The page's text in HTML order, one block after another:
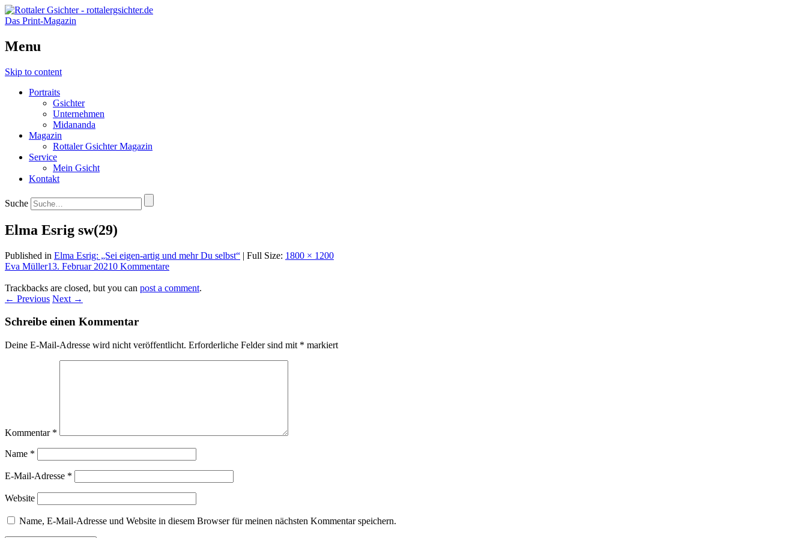
Das Print-Magazin
Menu
Skip to content
Portraits
Gsichter
Unternehmen
Midananda
Magazin
Rottaler Gsichter Magazin
Service
Mein Gsicht
Kontakt
Suche
Elma Esrig sw(29)
Published in Elma Esrig: „Sei eigen-artig und mehr Du selbst“ | Full Size: 1800 × 1200
Eva Müller13. Februar 20210 Kommentare
Trackbacks are closed, but you can post a comment.
← Previous Next →
Schreibe einen Kommentar
Deine E-Mail-Adresse wird nicht veröffentlicht. Erforderliche Felder sind mit * markiert
Kommentar *
Name *
E-Mail-Adresse *
Website
Name, E-Mail-Adresse und Website in diesem Browser für meinen nächsten Kommentar speichern.